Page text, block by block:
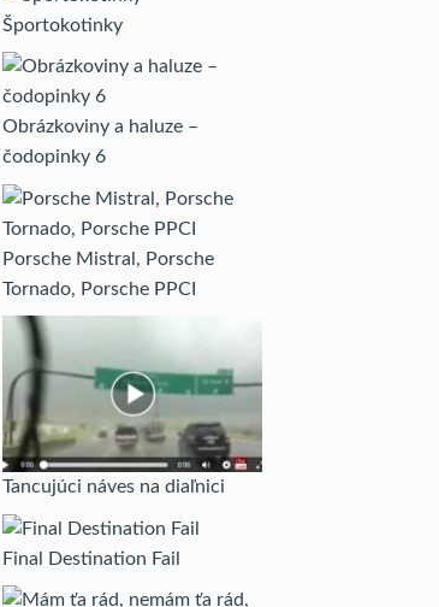
Športokotinky
Obrázkoviny a haluze –
čodopinky 6
Porsche Mistral, Porsche
Tornado, Porsche PPCI
Tancujúci náves na diaľnici
Final Destination Fail